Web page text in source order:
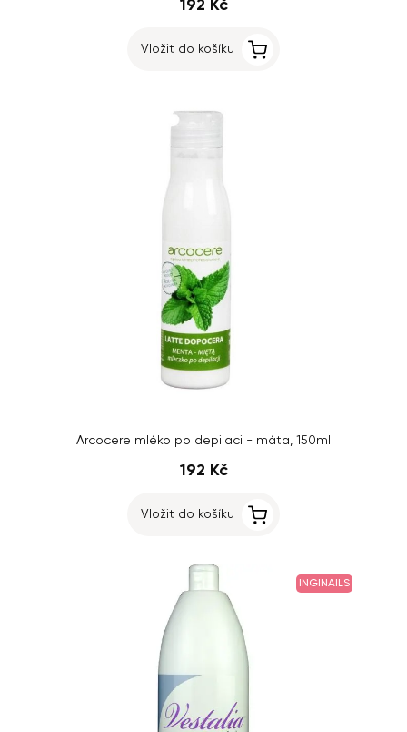
192 Kč
Vložit do košíku
Arcocere mléko po depilaci - máta, 150ml
192 Kč
Vložit do košíku
INGINAILS